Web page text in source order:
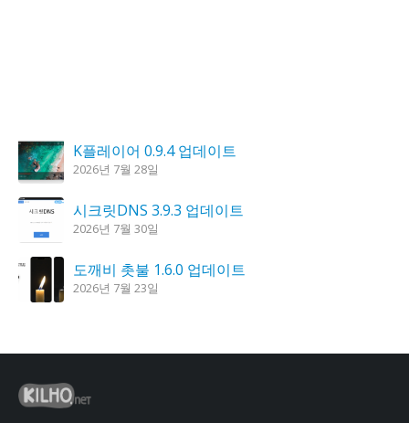
K플레이어 0.9.4 업데이트
2026년 7월 28일
시크릿DNS 3.9.3 업데이트
2026년 7월 30일
도깨비 촛불 1.6.0 업데이트
2026년 7월 23일
홈페이지 리뉴얼 작업 완료
2026년 8월 7일